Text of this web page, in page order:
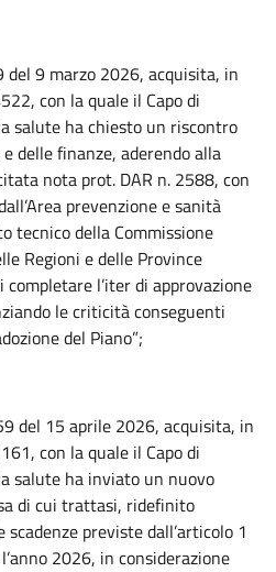
del 9 marzo 2026, acquisita, in
con la quale il Capo di
salute ha chiesto un riscontro
delle finanze, aderendo alla
nota prot. DAR n. 2588, con
prevenzione e sanità
tecnico della Commissione
Regioni e delle Province
completare l’iter di approvazione
le criticità conseguenti
del Piano”;
del 15 aprile 2026, acquisita, in
con la quale il Capo di
salute ha inviato un nuovo
di cui trattasi, ridefinito
previste dall’articolo 1
2026, in considerazione